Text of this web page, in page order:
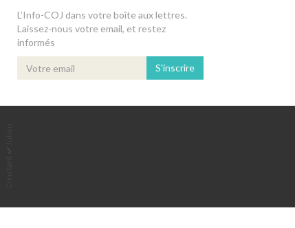
L’Info-COJ dans votre boîte aux lettres.
Laissez-nous votre email, et restez
informés
S'inscrire